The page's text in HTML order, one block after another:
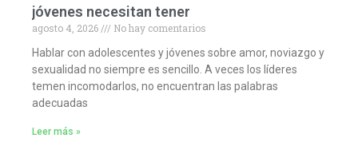
jóvenes necesitan tener
agosto 4, 2026
No hay comentarios
Hablar con adolescentes y jóvenes sobre amor, noviazgo y
sexualidad no siempre es sencillo. A veces los líderes
temen incomodarlos, no encuentran las palabras
adecuadas
Leer más »